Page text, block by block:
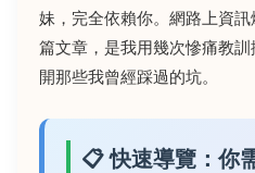
妹，完全依賴你。網路上資
篇文章，是我用幾次慘痛教
開那些我曾經踩過的坑。
📋 快速導覽：你